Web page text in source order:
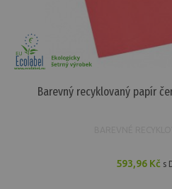
Barevný recyklovaný papír
593,96 Kč s